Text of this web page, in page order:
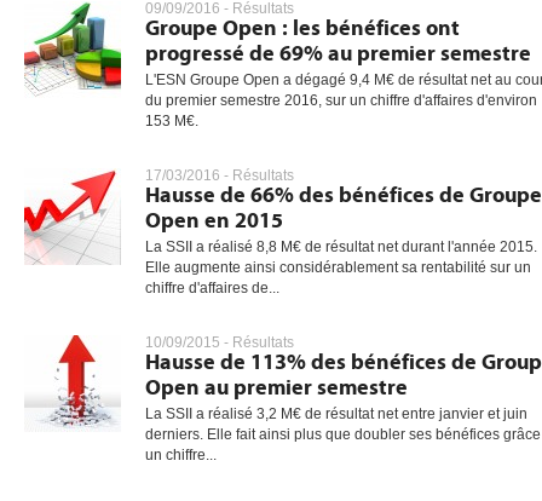
09/09/2016 - Résultats
Groupe Open : les bénéfices ont
progressé de 69% au premier semestre
L'ESN Groupe Open a dégagé 9,4 M€ de résultat net au
du premier semestre 2016, sur un chiffre d'affaires d'environ
153 M€.
17/03/2016 - Résultats
Hausse de 66% des bénéfices de Groupe
Open en 2015
La SSII a réalisé 8,8 M€ de résultat net durant l'année 2015.
Elle augmente ainsi considérablement sa rentabilité sur un
chiffre d'affaires de...
10/09/2015 - Résultats
Hausse de 113% des bénéfices de
Open au premier semestre
La SSII a réalisé 3,2 M€ de résultat net entre janvier et juin
derniers. Elle fait ainsi plus que doubler ses bénéfices
un chiffre...